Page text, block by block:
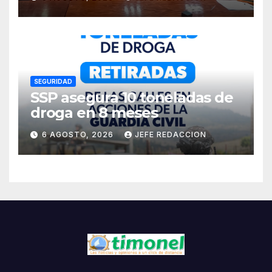
Estadounidenses a
Residentes de Lázaro
Cárdenas
SEGURIDAD
SSP asegura 10 toneladas de
droga en 8 meses
6 AGOSTO, 2026 JEFE REDACCION